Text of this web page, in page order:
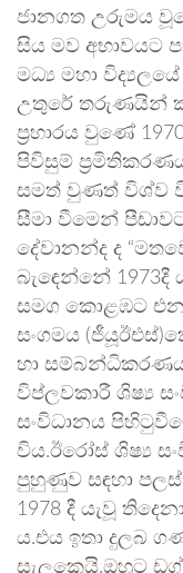
ජානගත උරුමය
සිය මව අභාවයට
මධ්‍ය මහා
උතුරේ තරුණයින්
ප්‍රහාරය වුණේ
පිවිසුම්
සමත් වුණත් විශ්ව
සීමා වීමෙන්
දේවානන්ද ද
බැඳෙන්නේ
සමග කොළඹට එන
සංගමය
හා
විප්ලවකාරී ශිෂ්‍ය
සංවිධානය
විය.ඊරෝස් ශිෂ්‍ය
පුහුණුව සඳහා
1978 දී යැවූ
ය.එය ඉතා දුලබ
සැලකෙයි.ඔහුට